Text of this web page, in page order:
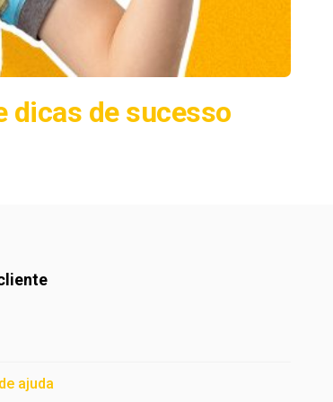
dicas de sucesso
ajuda